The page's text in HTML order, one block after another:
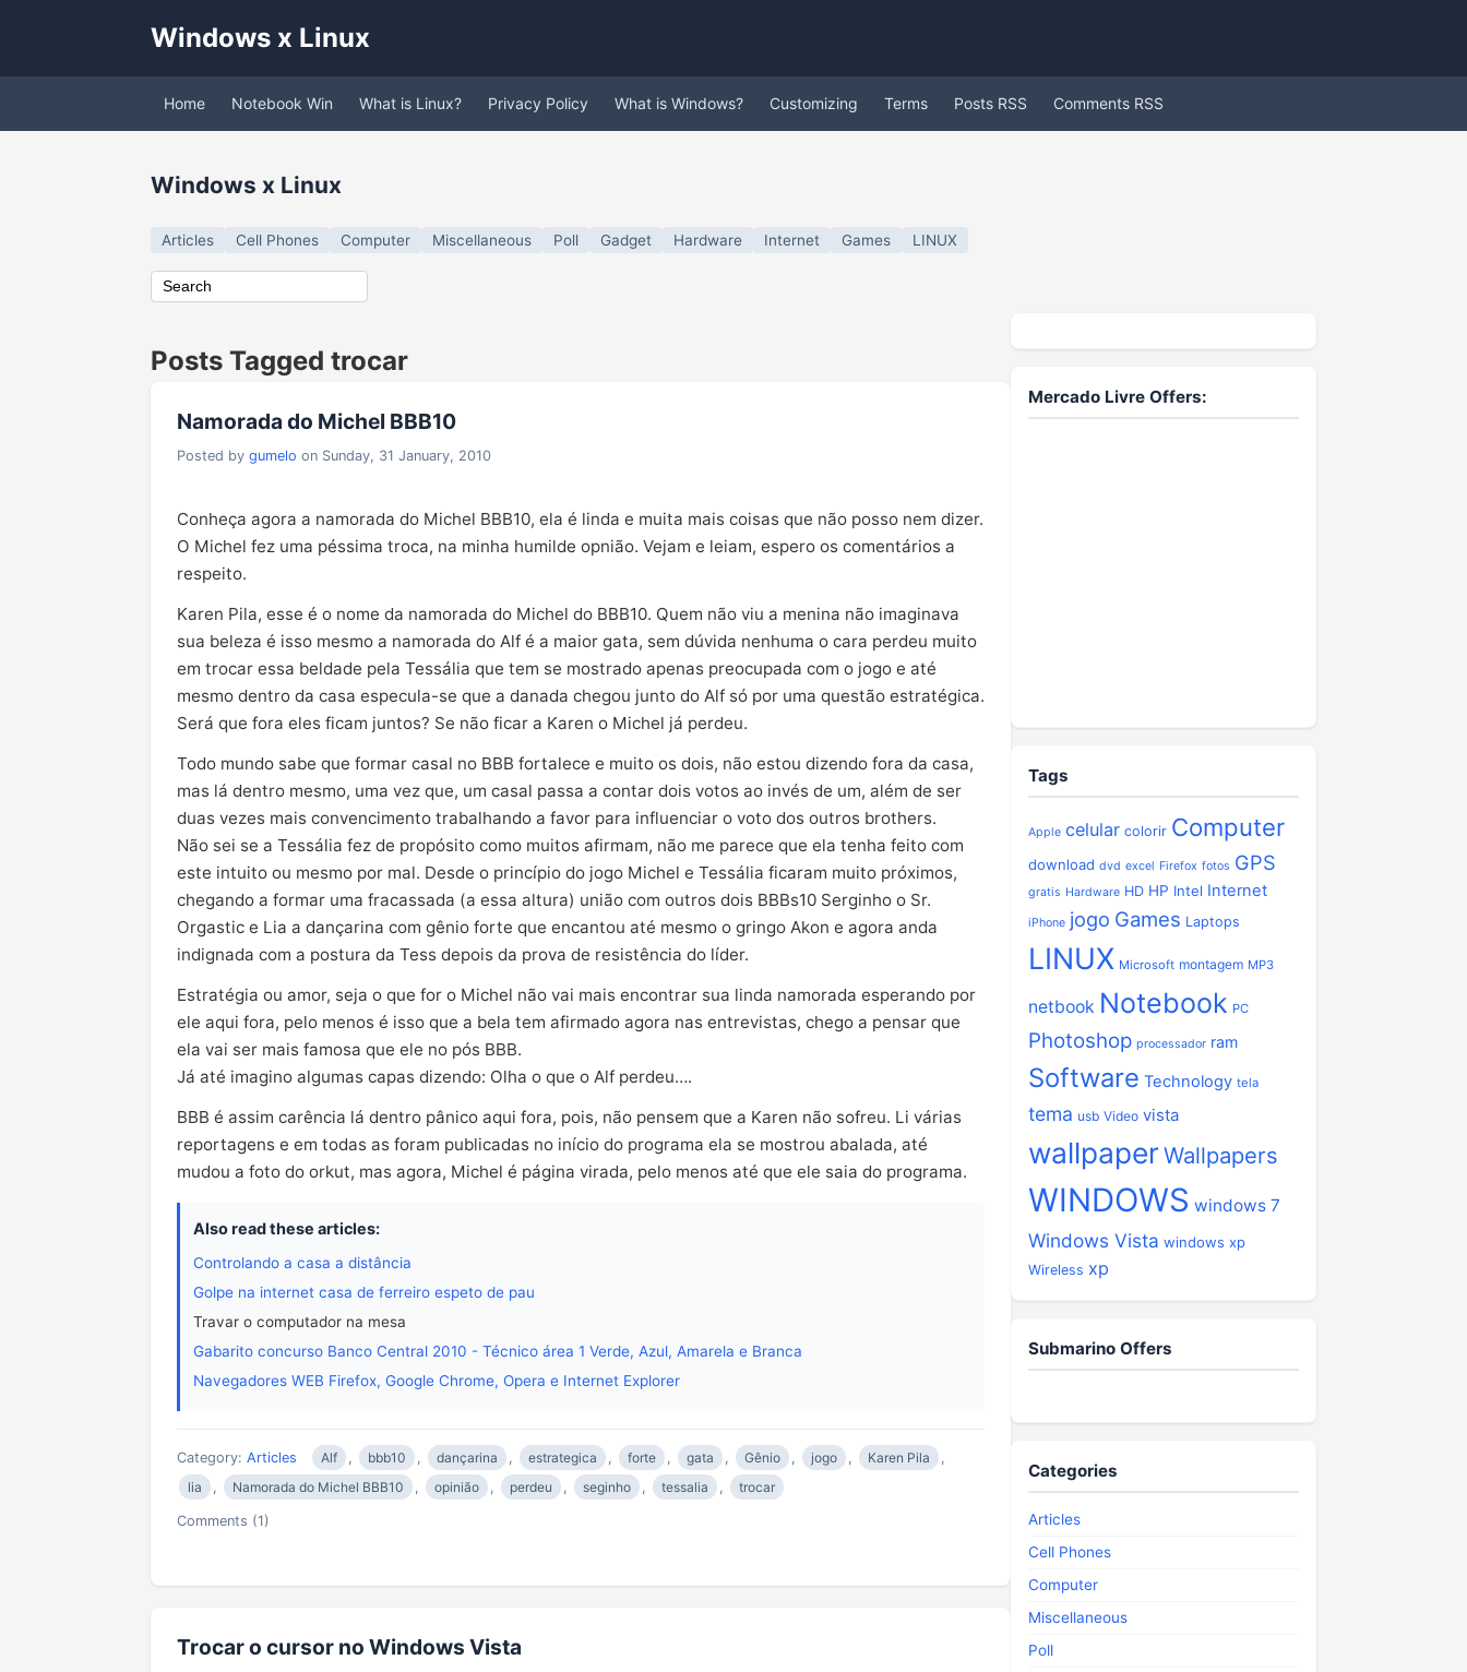
Windows x Linux
Home Notebook Win What is Linux? Privacy Policy What is Windows? Customizing Terms Posts RSS Comments RSS
Windows x Linux
Articles Cell Phones Computer Miscellaneous Poll Gadget Hardware Internet Games LINUX
Posts Tagged trocar
Namorada do Michel BBB10
Posted by gumelo on Sunday, 31 January, 2010
Conheça agora a namorada do Michel BBB10, ela é linda e muita mais coisas que não posso nem dizer.
O Michel fez uma péssima troca, na minha humilde opnião. Vejam e leiam, espero os comentários a
respeito.
Karen Pila, esse é o nome da namorada do Michel do BBB10. Quem não viu a menina não imaginava
sua beleza é isso mesmo a namorada do Alf é a maior gata, sem dúvida nenhuma o cara perdeu muito
em trocar essa beldade pela Tessália que tem se mostrado apenas preocupada com o jogo e até
mesmo dentro da casa especula-se que a danada chegou junto do Alf só por uma questão estratégica.
Será que fora eles ficam juntos? Se não ficar a Karen o Michel já perdeu.
Todo mundo sabe que formar casal no BBB fortalece e muito os dois, não estou dizendo fora da casa,
mas lá dentro mesmo, uma vez que, um casal passa a contar dois votos ao invés de um, além de ser
duas vezes mais convencimento trabalhando a favor para influenciar o voto dos outros brothers.
Não sei se a Tessália fez de propósito como muitos afirmam, não me parece que ela tenha feito com
este intuito ou mesmo por mal. Desde o princípio do jogo Michel e Tessália ficaram muito próximos,
chegando a formar uma fracassada (a essa altura) união com outros dois BBBs10 Serginho o Sr.
Orgastic e Lia a dançarina com gênio forte que encantou até mesmo o gringo Akon e agora anda
indignada com a postura da Tess depois da prova de resistência do líder.
Estratégia ou amor, seja o que for o Michel não vai mais encontrar sua linda namorada esperando por
ele aqui fora, pelo menos é isso que a bela tem afirmado agora nas entrevistas, chego a pensar que
ela vai ser mais famosa que ele no pós BBB.
Já até imagino algumas capas dizendo: Olha o que o Alf perdeu….
BBB é assim carência lá dentro pânico aqui fora, pois, não pensem que a Karen não sofreu. Li várias
reportagens e em todas as foram publicadas no início do programa ela se mostrou abalada, até
mudou a foto do orkut, mas agora, Michel é página virada, pelo menos até que ele saia do programa.
Also read these articles:
Controlando a casa a distância
Golpe na internet casa de ferreiro espeto de pau
Travar o computador na mesa
Gabarito concurso Banco Central 2010 - Técnico área 1 Verde, Azul, Amarela e Branca
Navegadores WEB Firefox, Google Chrome, Opera e Internet Explorer
Category: Articles Alf , bbb10 , dançarina , estrategica , forte , gata , Gênio , jogo , Karen Pila
,
lia
, Namorada do Michel BBB10 , opinião , perdeu , seginho , tessalia , trocar
Comments (1)
Trocar o cursor no Windows Vista
Mercado Livre Offers:
Tags
Apple celular colorir Computer
download dvd excel Firefox fotos GPS
gratis Hardware HD HP Intel Internet
iPhone jogo Games Laptops
LINUX Microsoft montagem MP3
netbook Notebook PC
Photoshop processador ram
Software Technology tela
tema usb Video vista
wallpaperWallpapers
WINDOWS windows 7
Windows Vista windows xp
Wireless xp
Submarino Offers
Categories
Articles
Cell Phones
Computer
Miscellaneous
Poll